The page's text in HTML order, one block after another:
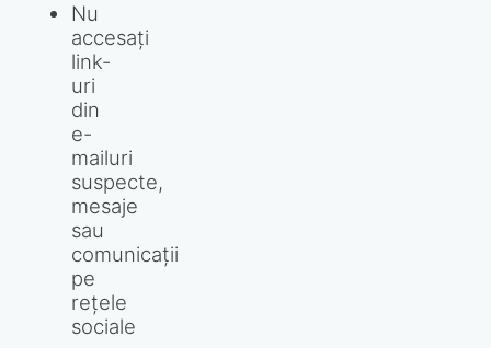
Nu
accesați
link-
uri
din
e-
mailuri
suspecte,
mesaje
sau
comunicații
pe
rețele
sociale